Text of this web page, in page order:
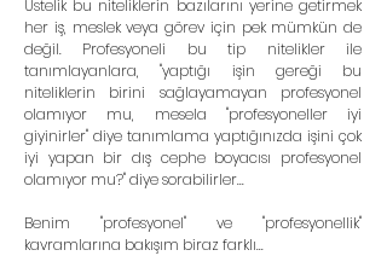
Üstelik bu niteliklerin bazılarını yerine getirmek
her iş, meslek veya görev için pek mümkün de
değil. Profesyoneli bu tip nitelikler ile
tanımlayanlara, "yaptığı işin gereği bu
niteliklerin birini sağlayamayan profesyonel
olamıyor mu, mesela "profesyoneller iyi
giyinirler" diye tanımlama yaptığınızda işini çok
iyi yapan bir dış cephe boyacısı profesyonel
olamıyor mu?" diye sorabilirler...
Benim "profesyonel" ve "profesyonellik"
kavramlarına bakışım biraz farklı...